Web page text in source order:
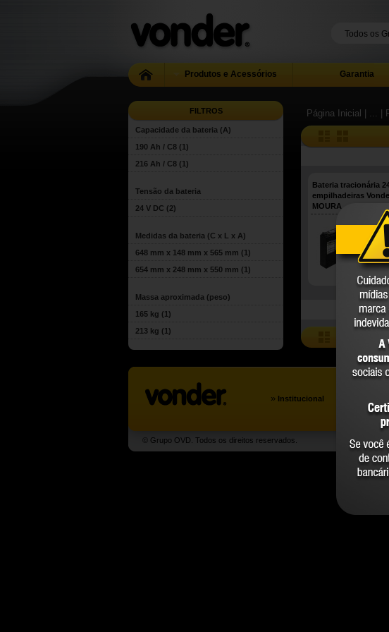
Produtos e Acessórios Garantia
FILTROS
Capacidade da bateria (A)
190 Ah / C8 (1)
216 Ah / C8 (1)
Tensão da bateria
24 V DC (2)
Medidas da bateria (C x L x A)
648 mm x 148 mm x 565 mm (1)
654 mm x 248 mm x 550 mm (1)
Massa aproximada (peso)
165 kg (1)
213 kg (1)
Página Inicial | ...
Bateria tracionária
empilhadeiras
MOURA
» Institucional
© Grupo OVD. Todos os direitos reservados.